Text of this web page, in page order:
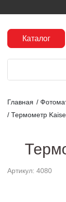
Каталог
Главная /
/ Термометр
Артикул: 4080